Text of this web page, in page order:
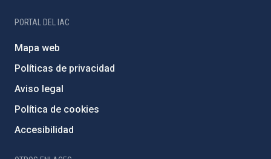
PORTAL DEL IAC
Mapa web
Políticas de privacidad
Aviso legal
Política de cookies
Accesibilidad